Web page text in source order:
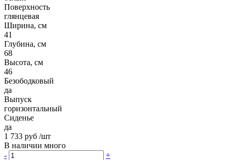
Поверхность
глянцевая
Ширина, см
41
Глубина, см
68
Высота, см
46
Безободковый
да
Выпуск
горизонтальный
Сиденье
да
1 733 руб /шт
В наличии много
-
+